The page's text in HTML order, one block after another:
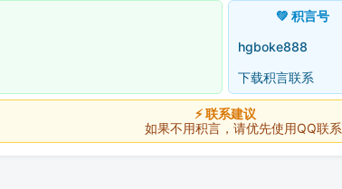
💚 积言号
hgboke888
下载积言联系
⚡ 联系建议
如果不用积言，请优先使用QQ联系